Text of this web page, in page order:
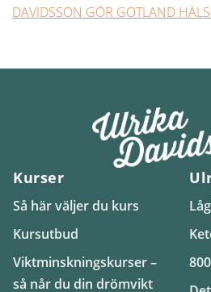
DAVIDSSON GÖR GOTLAND
Kurser
Så här väljer du kurs
Kursutbud
Viktminskningskurser –
så når du din drömvikt